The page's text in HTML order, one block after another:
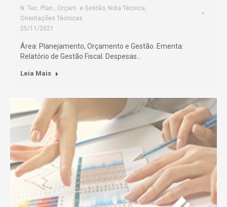
N. Tec. Plan., Orçam. e Gestão, Nota Técnica,
Orientações Técnicas
25/11/2021
Área: Planejamento, Orçamento e Gestão. Ementa:
Relatório de Gestão Fiscal. Despesas…
Leia Mais